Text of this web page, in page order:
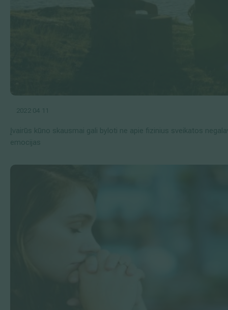
2022 04 11
Įvairūs kūno skausmai gali byloti ne apie fizinius sveikatos
emocijas